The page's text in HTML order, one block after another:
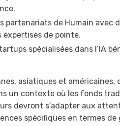
partenariats de Humain avec
expertises de pointe.
spécialisées dans l’IA
asiatiques et
un contexte où les fonds
devront s’adapter aux
spécifiques en termes